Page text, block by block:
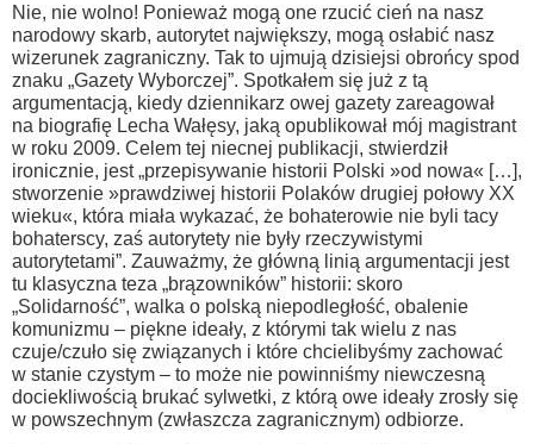
Nie, nie wolno! Ponieważ mogą one rzucić cień na nasz
narodowy skarb, autorytet największy, mogą osłabić nasz
wizerunek zagraniczny. Tak to ujmują dzisiejsi obrońcy spod
znaku „Gazety Wyborczej”. Spotkałem się już z tą
argumentacją, kiedy dziennikarz owej gazety zareagował
na biografię Lecha Wałęsy, jaką opublikował mój magistrant
w roku 2009. Celem tej niecnej publikacji, stwierdził
ironicznie, jest „przepisywanie historii Polski »od nowa« […],
stworzenie »prawdziwej historii Polaków drugiej połowy XX
wieku«, która miała wykazać, że bohaterowie nie byli tacy
bohaterscy, zaś autorytety nie były rzeczywistymi
autorytetami”. Zauważmy, że główną linią argumentacji jest
tu klasyczna teza „brązowników” historii: skoro
„Solidarność”, walka o polską niepodległość, obalenie
komunizmu – piękne ideały, z którymi tak wielu z nas
czuje/czuło się związanych i które chcielibyśmy zachować
w stanie czystym – to może nie powinniśmy niewczesną
dociekliwością brukać sylwetki, z którą owe ideały zrosły się
w powszechnym (zwłaszcza zagranicznym) odbiorze.